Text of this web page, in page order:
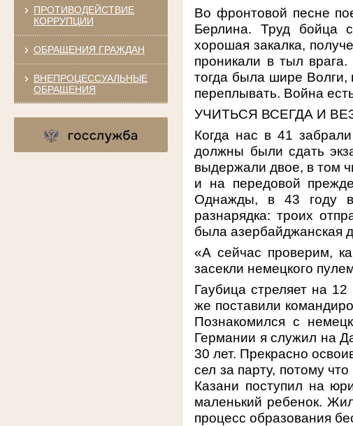
ПРОТИВОДЕЙСТВИЕ
КОРРУПЦИИ
ОБРАЩЕНИЯ ГРАЖДАН
ВНЕПРОЦЕССУАЛЬНЫЕ
ОБРАЩЕНИЯ
Во фронтовой песне
Берлина. Труд бойца
хорошая закалка,
проникали в тыл
тогда была шире Волги,
переплывать. Война
УЧИТЬСЯ ВСЕГДА И
Когда нас в 41
должны были сдать
выдержали двое, в том
и на передовой
Однажды, в 43 году в
разнарядка: троих
была азербайджанская
«А сейчас проверим,
засекли немецкого
Гаубица стреляет на
же поставили
Познакомился с
Германии я служил на
30 лет. Прекрасно
сел за парту, потому
Казани поступил на
маленький ребенок.
процесс образования